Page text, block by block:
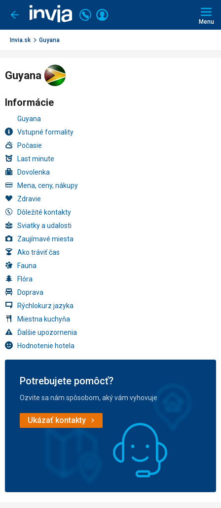
Ísť
späť
Volajte
+421
2
Prihlásiť
Menu
Invia.sk Guyana
Guyana
Informácie
Guyana
Vstupné formality
Počasie
Last minute
Dovolenka
Mena, ceny, nákupy
Zdravie
Dôležité kontakty
Sviatky a udalosti
Zaujímavé miesta
Ako tráviť čas
Fauna
Flóra
Doprava
Rýchlokurz jazyka
Miestna kuchyňa
Ďalšie upozornenia
Hodnotenie hotela
Potrebujete pomôcť?
Ozvite sa nám spôsobom, aký vám vyhovuje
Ukázať kontakty